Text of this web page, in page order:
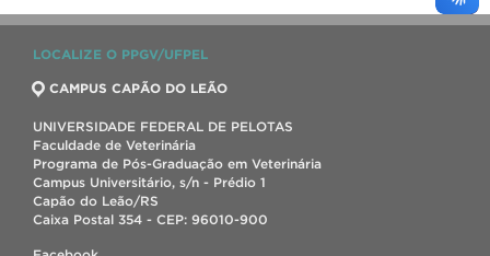
LOCALIZE O PPGV/UFPEL
CAMPUS CAPÃO DO LEÃO
UNIVERSIDADE FEDERAL DE PELOTAS
Faculdade de Veterinária
Programa de Pós-Graduação em Veterinária
Campus Universitário, s/n - Prédio 1
Capão do Leão/RS
Caixa Postal 354 - CEP: 96010-900